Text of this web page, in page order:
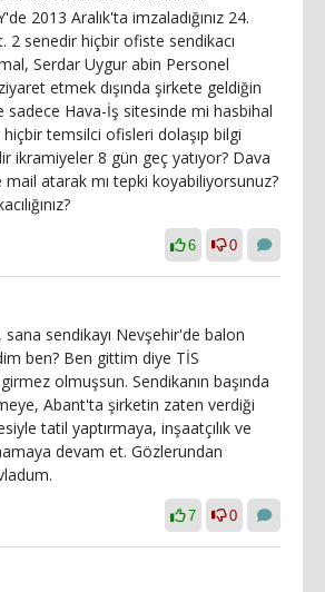
2013 Aralık'ta imzaladığınız 24.
2 senedir hiçbir ofiste sendikacı
Serdar Uygur abin Personel
etmek dışında şirkete geldiğin
sadece Hava-İş sitesinde mi hasbihal
temsilci ofisleri dolaşıp bilgi
ikramiyeler 8 gün geç yatıyor? Dava
mail atarak mı tepki koyabiliyorsunuz?
6 0
sana sendikayı Nevşehir'de balon
ben? Ben gittim diye TİS
olmuşsun. Sendikanın başında
Abant'ta şirketin zaten verdiği
tatil yaptırmaya, inşaatçılık ve
devam et. Gözlerundan
7 0